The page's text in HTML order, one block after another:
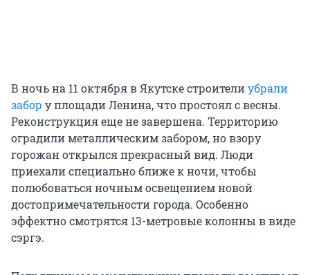
В ночь на 11 октября в Якутске строителиубрали
забор у площади Ленина, что простоял с весны.
Реконструкция еще не завершена. Территорию
оградили металлическим забором, но взору
горожан открылся прекрасный вид. Люди
приехали специально ближе к ночи, чтобы
полюбоваться ночным освещением новой
достопримечательности города. Особенно
эффектно смотрятся 13-метровые колонны в виде
сэргэ.